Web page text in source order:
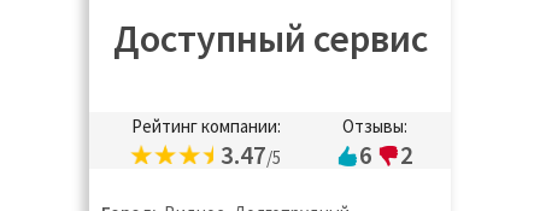
Доступный сервис
Рейтинг компании:
3.47/5
Отзывы:
6 2